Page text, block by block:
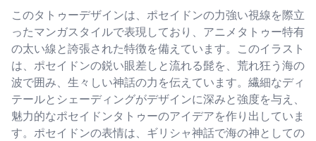
このタトゥーデザインは、ポセイドンの力強い視線を際立
ったマンガスタイルで表現しており、アニメタトゥー特有
の太い線と誇張された特徴を備えています。このイラスト
は、ポセイドンの鋭い眼差しと流れる髭を、荒れ狂う海の
波で囲み、生々しい神話の力を伝えています。繊細なディ
テールとシェーディングがデザインに深みと強度を与え、
魅力的なポセイドンタトゥーのアイデアを作り出していま
す。ポセイドンの表情は、ギリシャ神話で海の神としての